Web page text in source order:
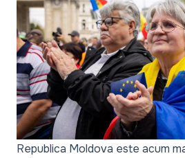
Republica Moldova este acum